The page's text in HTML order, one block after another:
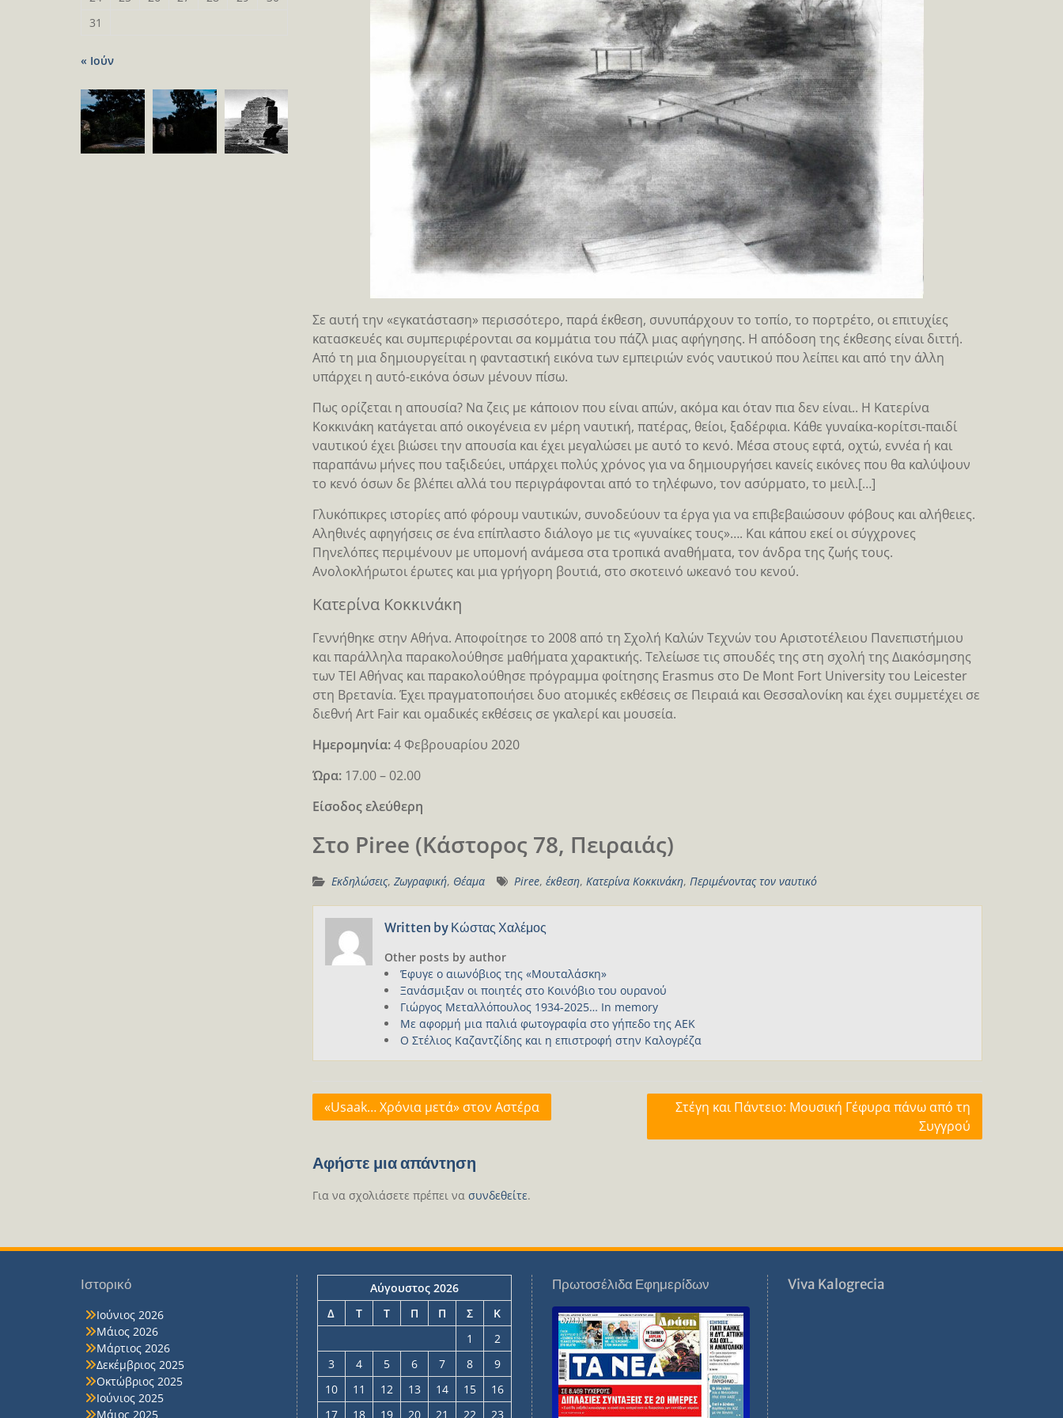
Σε αυτή την «εγκατάσταση» περισσότερο, παρά έκθεση, συνυπάρχουν το τοπίο, το πορτρέτο, οι επιτυχίες
κατασκευές και συμπεριφέρονται σα κομμάτια του πάζλ μιας αφήγησης. Η απόδοση της έκθεσης είναι διττή.
Από τη μια δημιουργείται η φανταστική εικόνα των εμπειριών ενός ναυτικού που λείπει και από την άλλη
υπάρχει η αυτό-εικόνα όσων μένουν πίσω.
Πως ορίζεται η απουσία? Να ζεις με κάποιον που είναι απών, ακόμα και όταν πια δεν είναι.. Η Κατερίνα
Κοκκινάκη κατάγεται από οικογένεια εν μέρη ναυτική, πατέρας, θείοι, ξαδέρφια. Κάθε γυναίκα-κορίτσι-παιδί
ναυτικού έχει βιώσει την απουσία και έχει μεγαλώσει με αυτό το κενό. Μέσα στους εφτά, οχτώ, εννέα ή και
παραπάνω μήνες που ταξιδεύει, υπάρχει πολύς χρόνος για να δημιουργήσει κανείς εικόνες που θα καλύψουν
το κενό όσων δε βλέπει αλλά του περιγράφονται από το τηλέφωνο, τον ασύρματο, το μειλ.[…]
Γλυκόπικρες ιστορίες από φόρουμ ναυτικών, συνοδεύουν τα έργα για να επιβεβαιώσουν φόβους και αλήθειες.
Αληθινές αφηγήσεις σε ένα επίπλαστο διάλογο με τις «γυναίκες τους»…. Και κάπου εκεί οι σύγχρονες
Πηνελόπες περιμένουν με υπομονή ανάμεσα στα τροπικά αναθήματα, τον άνδρα της ζωής τους.
Ανολοκλήρωτοι έρωτες και μια γρήγορη βουτιά, στο σκοτεινό ωκεανό του κενού.
Κατερίνα Κοκκινάκη
Γεννήθηκε στην Αθήνα. Αποφοίτησε το 2008 από τη Σχολή Καλών Τεχνών του Αριστοτέλειου Πανεπιστήμιου
και παράλληλα παρακολούθησε μαθήματα χαρακτικής. Τελείωσε τις σπουδές της στη σχολή της Διακόσμησης
των ΤΕΙ Αθήνας και παρακολούθησε πρόγραμμα φοίτησης Erasmus στο De Mont Fort University του Leicester
στη Βρετανία. Έχει πραγματοποιήσει δυο ατομικές εκθέσεις σε Πειραιά και Θεσσαλονίκη και έχει συμμετέχει σε
διεθνή Art Fair και ομαδικές εκθέσεις σε γκαλερί και μουσεία.
Ημερομηνία:4 Φεβρουαρίου 2020
Ώρα:17.00 – 02.00
Είσοδος ελεύθερη
Στο Piree (Κάστορος 78, Πειραιάς)
Εκδηλώσεις, Ζωγραφική, Θέαμα Piree, έκθεση, Κατερίνα Κοκκινάκη, Περιμένοντας τον ναυτικό
Written by Κώστας Χαλέμος
Other posts by author
Έφυγε ο αιωνόβιος της «Μουταλάσκη»
Ξανάσμιξαν οι ποιητές στο Κοινόβιο του ουρανού
Γιώργος Μεταλλόπουλος 1934-2025… In memory
Με αφορμή μια παλιά φωτογραφία στο γήπεδο της ΑΕΚ
Ο Στέλιος Καζαντζίδης και η επιστροφή στην Καλογρέζα
Πλοήγηση
«Usaak… Χρόνια μετά» στον Αστέρα
Στέγη και Πάντειο: Μουσική Γέφυρα πάνω από τη
Συγγρού
Αφήστε μια απάντηση
Για να σχολιάσετε πρέπει να συνδεθείτε.
31
« Ιούν
Ιστορικό
Ιούνιος 2026
Μάιος 2026
Μάρτιος 2026
Δεκέμβριος 2025
Οκτώβριος 2025
Ιούνιος 2025
Μάιος 2025
Αύγουστος 2026
Δ
Τ Τ Π Π Σ
Κ
1
2
3
4 5 6 7 8
9
10
11 12 13 14 15
16
17
18 19 20 21 22 23
Πρωτοσέλιδα Εφημερίδων Viva Kalogrecia